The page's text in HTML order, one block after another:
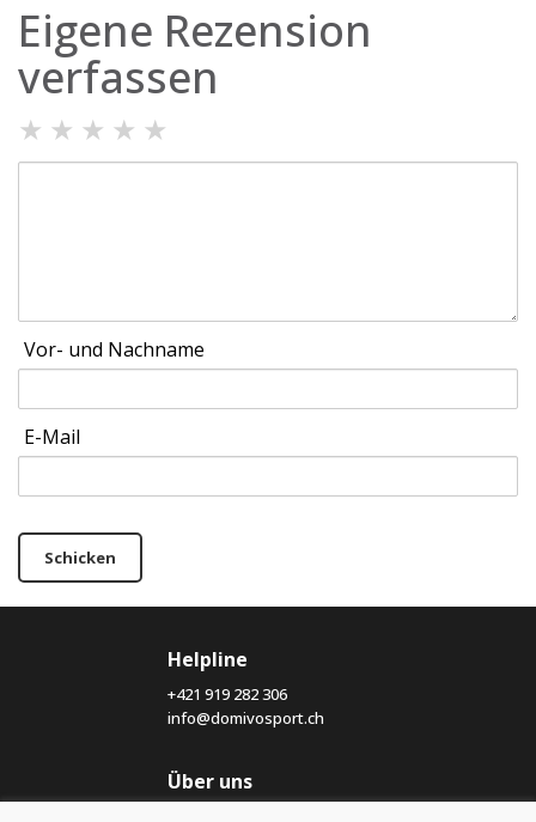
Eigene Rezension
verfassen
★ ★ ★ ★ ★
Vor- und Nachname
E-Mail
Schicken
Helpline
+421 919 282 306
info@domivosport.ch
Über uns